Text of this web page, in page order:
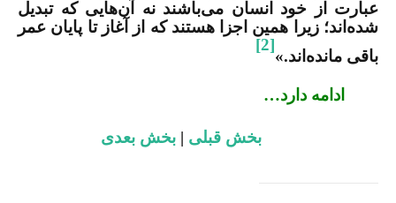
عبارت از خود انسان می‌باشند نه آن‌هایی که تبدیل
شده‌اند؛ زیرا همین اجزا هستند که از آغاز تا پایان عمر
باقی مانده‌اند.»
[2]
ادامه دارد…
بخش قبلی |بخش بعدی